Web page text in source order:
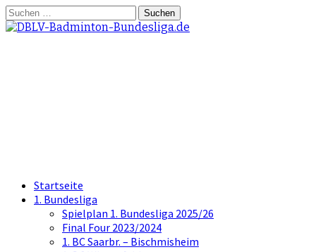
Springe
zum
Suchen
nach:
Startseite
1. Bundesliga
Spielplan 1. Bundesliga 2025/26
Final Four 2023/2024
1. BC Saarbr. – Bischmisheim